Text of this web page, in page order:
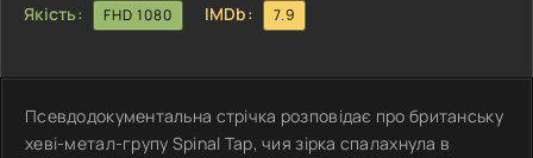
Якість:
FHD 1080 IMDb: 7.9
Псевдодокументальна стрічка розповідає про британську
хеві-метал-групу Spinal Tap, чия зірка спалахнула в